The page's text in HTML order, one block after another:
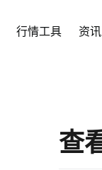
行情工具 资
查